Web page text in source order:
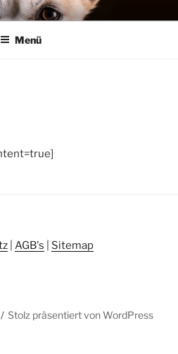
SYSTEME
– Michael Stephan
Menü
AGB's Sitemap
Stolz präsentiert von WordPress